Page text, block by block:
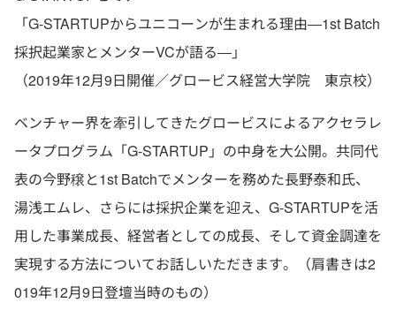
「G-STARTUPからユニコーンが生まれる理由―1st Batch
採択起業家とメンターVCが語る―」
（2019年12月9日開催／グロービス経営大学院 東京校）
ベンチャー界を牽引してきたグロービスによるアクセラレ
ータプログラム「G-STARTUP」の中身を大公開。共同代
表の今野穣と1st Batchでメンターを務めた長野泰和氏、
湯浅エムレ、さらには採択企業を迎え、G-STARTUPを活
用した事業成長、経営者としての成長、そして資金調達を
実現する方法についてお話しいただきます。（肩書きは2
019年12月9日登壇当時のもの）